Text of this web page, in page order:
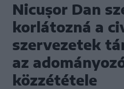
Nicușor Dan
korlátozná a
szervezetek
az
közzététele